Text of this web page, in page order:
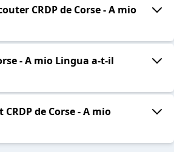
CRDP de Corse - A mio
- A mio Lingua a-t-il
de Corse - A mio